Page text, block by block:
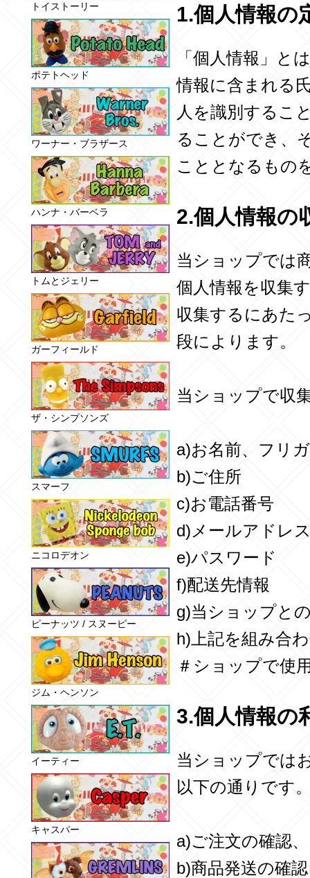
1.個人情報の
「個人情報」と
情報に含まれる
人を識別するこ
ることができ、
こととなるもの
2.個人情報の
当ショップでは
個人情報を収集
収集するにあた
段によります。
当ショップで収
a)お名前、フリ
b)ご住所
c)お電話番号
d)メールアドレ
e)パスワード
f)配送先情報
g)当ショップと
h)上記を組み合
＃ショップで使
3.個人情報の
当ショップでは
以下の通りです
a)ご注文の確認
b)商品発送の確
トイストーリー
ポテトヘッド
ワーナー・ブラザース
ハンナ・バーベラ
トムとジェリー
ガーフィールド
ザ・シンプソンズ
スマーフ
ニコロデオン
ピーナッツ / スヌーピー
ジム・ヘンソン
イーティー
キャスパー